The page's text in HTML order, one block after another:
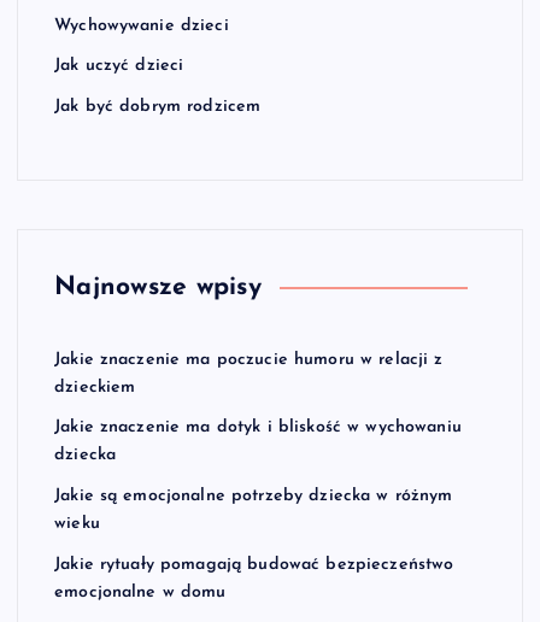
Wychowywanie dzieci
Jak uczyć dzieci
Jak być dobrym rodzicem
Najnowsze wpisy
Jakie znaczenie ma poczucie humoru w relacji z
dzieckiem
Jakie znaczenie ma dotyk i bliskość w wychowaniu
dziecka
Jakie są emocjonalne potrzeby dziecka w różnym
wieku
Jakie rytuały pomagają budować bezpieczeństwo
emocjonalne w domu